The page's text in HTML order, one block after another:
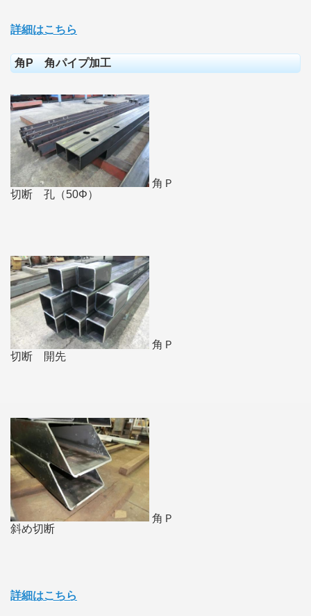
詳細はこちら
角P 角パイプ加工
角Ｐ
切断 孔（50Φ）
角Ｐ
切断 開先
角Ｐ
斜め切断
詳細はこちら